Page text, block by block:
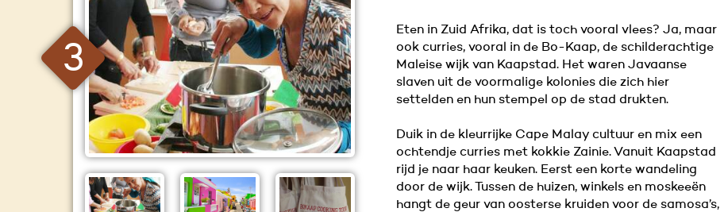
3
Eten in Zuid Afrika, dat is toch vooral vlees? Ja, maar
ook curries, vooral in de Bo-Kaap, de schilderachtige
Maleise wijk van Kaapstad. Het waren Javaanse
slaven uit de voormalige kolonies die zich hier
settelden en hun stempel op de stad drukten.
Duik in de kleurrijke Cape Malay cultuur en mix een
ochtendje curries met kokkie Zainie. Vanuit Kaapstad
rijd je naar haar keuken. Eerst een korte wandeling
door de wijk. Tussen de huizen, winkels en moskeeën
hangt de geur van oosterse kruiden voor de samosa’s,